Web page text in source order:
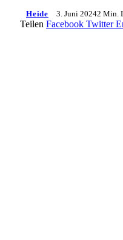
Heide 3. Juni 20242 Min.
Teilen Facebook Twitter